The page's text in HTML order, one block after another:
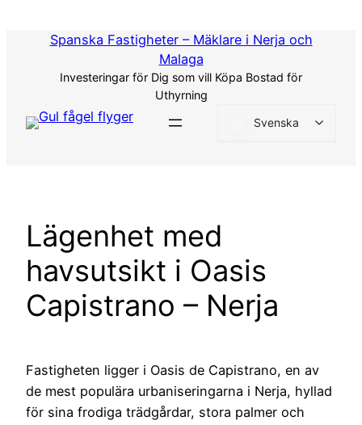
Spanska Fastigheter – Mäklare i Nerja och
Malaga
Investeringar för Dig som vill Köpa Bostad för
Uthyrning
Svenska
Lägenhet med
havsutsikt i Oasis
Capistrano – Nerja
Fastigheten ligger i Oasis de Capistrano, en av
de mest populära urbaniseringarna i Nerja, hyllad
för sina frodiga trädgårdar, stora palmer och